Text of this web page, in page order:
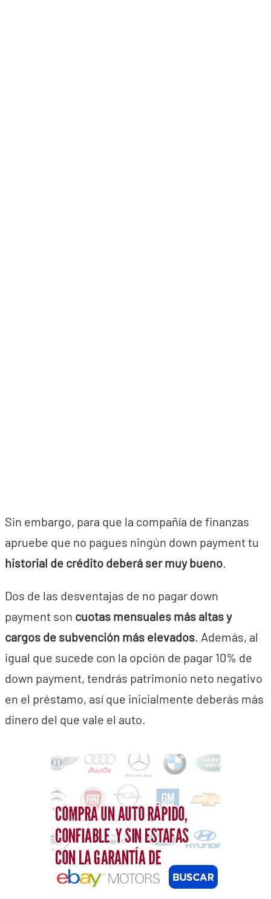
Sin embargo, para que la compañía de finanzas
apruebe que no pagues ningún down payment tu
historial de crédito deberá ser muy bueno.
Dos de las desventajas de no pagar down
payment son cuotas mensuales más altas y
cargos de subvención más elevados. Además, al
igual que sucede con la opción de pagar 10% de
down payment, tendrás patrimonio neto negativo
en el préstamo, así que inicialmente deberás más
dinero del que vale el auto.